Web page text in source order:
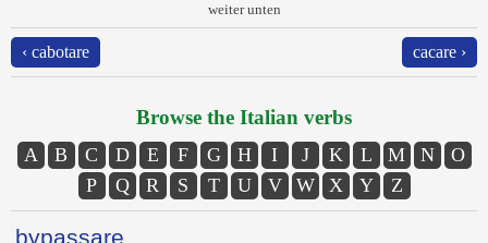
weiter unten
‹ cabotare cacare ›
Browse the Italian verbs
A B C D E F G H I J K L M N
O
P
Q R S T U V W X Y Z
bypassare